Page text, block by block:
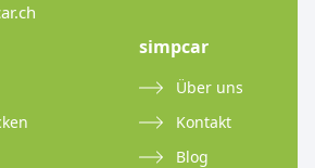
simpcar
Über uns
Kontakt
Blog